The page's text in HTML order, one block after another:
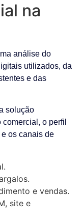
na
análise do
utilizados, da
e das
solução
o perfil
os canais de
e vendas.
site e